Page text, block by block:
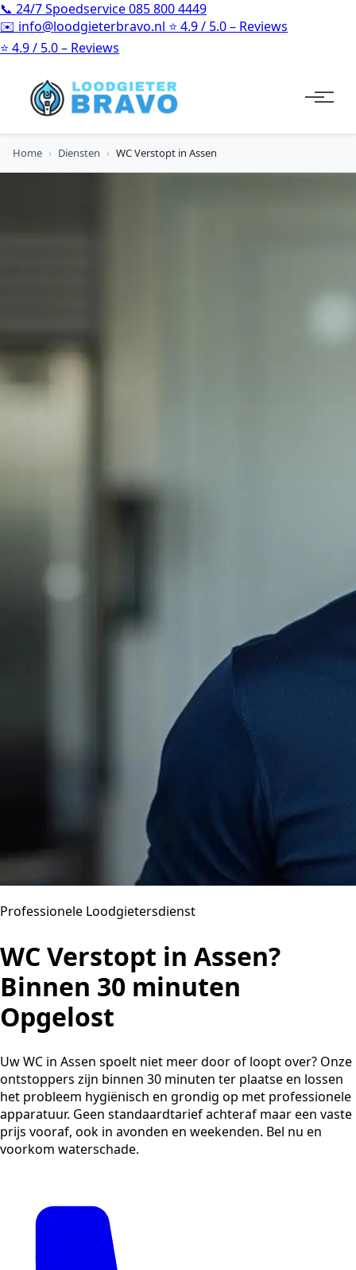
📞 24/7 Spoedservice085 800 4449
✉️ info@loodgieterbravo.nl ⭐ 4.9 / 5.0 – Reviews
⭐ 4.9 / 5.0 – Reviews
Home › Diensten › WC Verstopt in Assen
Professionele Loodgietersdienst
WC Verstopt in Assen?
Binnen 30 minuten
Opgelost
Uw WC in Assen spoelt niet meer door of loopt over? Onze
ontstoppers zijn binnen 30 minuten ter plaatse en lossen
het probleem hygiënisch en grondig op met professionele
apparatuur. Geen standaardtarief achteraf maar een vaste
prijs vooraf, ook in avonden en weekenden. Bel nu en
voorkom waterschade.